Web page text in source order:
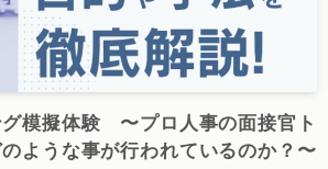
模擬体験 〜プロ人事の面接官ト
ような事が行われているのか？〜